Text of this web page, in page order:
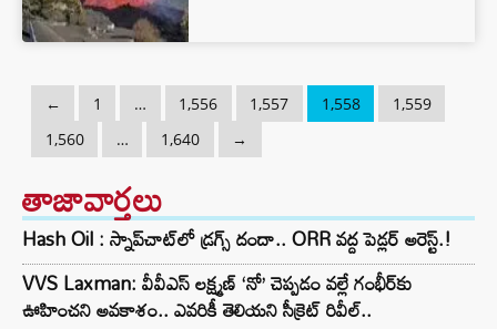
← 1 … 1,556 1,557 1,558
1,559
1,560
… 1,640 →
తాజావార్తలు
Hash Oil : స్నాప్‌చాట్‌లో డ్రగ్స్ దందా.. ORR వద్ద పెడ్లర్ అరెస్ట్.!
VVS Laxman: వీవీఎస్ లక్ష్మణ్ ‘నో’ చెప్పడం వల్లే గంభీర్‌కు
ఊహించని అవకాశం.. ఎవరికీ తెలియని సీక్రెట్ రివీల్..